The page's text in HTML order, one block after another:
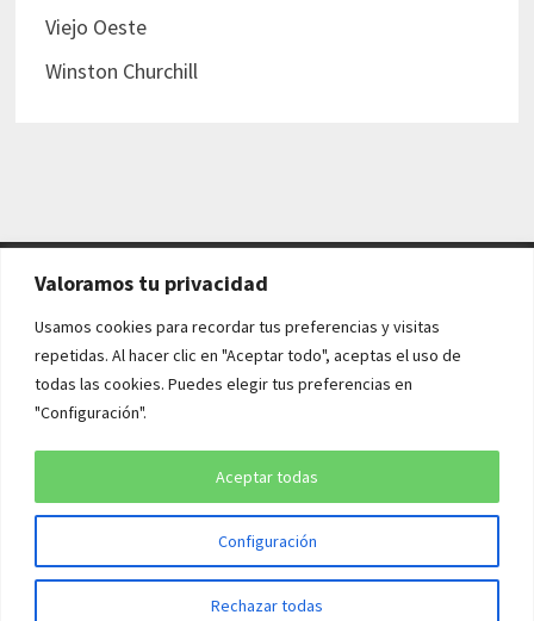
Valoramos tu privacidad
Usamos cookies para recordar tus preferencias y visitas
repetidas. Al hacer clic en "Aceptar todo", aceptas el uso de
todas las cookies. Puedes elegir tus preferencias en
"Configuración".
Configuración
Rechazar todas
Aceptar todas
Viejo Oeste
Winston Churchill
AVISO LEGAL Y POLÍTICAS
Aviso legal
Política de cookies
Copyright © 2026¡QUÉ HISTORIA!. Funciona conWordPressy